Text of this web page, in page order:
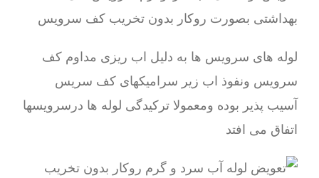
بهداشتی بصورت روکار بدون تخریب کف سرویس
لوله های سرویس ها به دلیل اب ریزی مداوم کف
سرویس ونفوذ اب زیر سرامیکهای کف سریس
آسیب پذیر بوده ومعمولا ترکیدگی لوله ها درسرویسها
اتفاق می افتد